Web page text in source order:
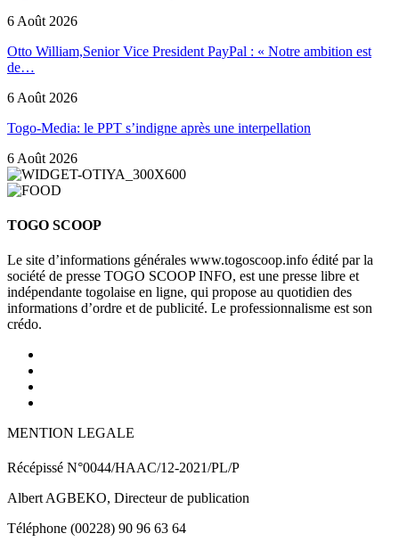
6 Août 2026
Otto William,Senior Vice President PayPal : « Notre ambition est
de…
6 Août 2026
Togo-Media: le PPT s’indigne après une interpellation
6 Août 2026
TOGO SCOOP
Le site d’informations générales www.togoscoop.info édité par la
société de presse TOGO SCOOP INFO, est une presse libre et
indépendante togolaise en ligne, qui propose au quotidien des
informations d’ordre et de publicité. Le professionnalisme est son
crédo.
MENTION LEGALE
Récépissé N°0044/HAAC/12-2021/PL/P
Albert AGBEKO, Directeur de publication
Téléphone (00228) 90 96 63 64